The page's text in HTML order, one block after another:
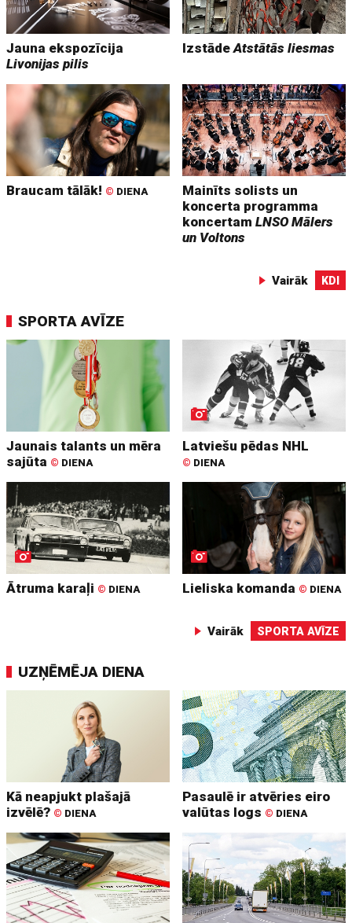
Jauna ekspozīcija
Livonijas pilis
IzstādeAtstātās liesmas
Braucam tālāk! © DIENA
Mainīts solists un
koncerta programma
koncertamLNSO Mālers
un Voltons
Vairāk KDI
SPORTA AVĪZE
Jaunais talants un mēra
sajūta © DIENA
Latviešu pēdas NHL
© DIENA
Ātruma karaļi © DIENA Lieliska komanda © DIENA
Vairāk SPORTA AVĪZE
UZŅĒMĒJA DIENA
Kā neapjukt plašajā
izvēlē? © DIENA
Pasaulē ir atvēries eiro
valūtas logs © DIENA